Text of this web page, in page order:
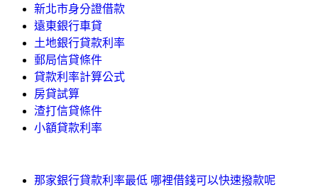
新北市身分證借款
遠東銀行車貸
土地銀行貸款利率
郵局信貸條件
貸款利率計算公式
房貸試算
渣打信貸條件
小額貸款利率
那家銀行貸款利率最低 哪裡借錢可以快速撥款呢